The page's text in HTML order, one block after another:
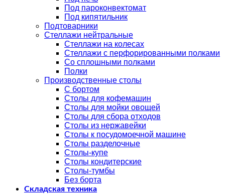
Под пароконвектомат
Под кипятильник
Подтоварники
Стеллажи нейтральные
Стеллажи на колесах
Стеллажи с перфорированными полками
Со сплошными полками
Полки
Производственные столы
С бортом
Столы для кофемашин
Столы для мойки овощей
Столы для сбора отходов
Столы из нержавейки
Столы к посудомоечной машине
Столы разделочные
Столы-купе
Столы кондитерские
Столы-тумбы
Без борта
Складская техника